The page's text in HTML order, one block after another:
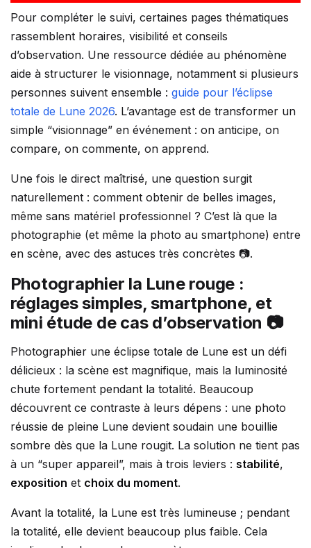
Pour compléter le suivi, certaines pages thématiques
rassemblent horaires, visibilité et conseils
d’observation. Une ressource dédiée au phénomène
aide à structurer le visionnage, notamment si plusieurs
personnes suivent ensemble : guide pour l’éclipse
totale de Lune 2026. L’avantage est de transformer un
simple “visionnage” en événement : on anticipe, on
compare, on commente, on apprend.
Une fois le direct maîtrisé, une question surgit
naturellement : comment obtenir de belles images,
même sans matériel professionnel ? C’est là que la
photographie (et même la photo au smartphone) entre
en scène, avec des astuces très concrètes 📷.
Photographier la Lune rouge :
réglages simples, smartphone, et
mini étude de cas d’observation 📷
Photographier une éclipse totale de Lune est un défi
délicieux : la scène est magnifique, mais la luminosité
chute fortement pendant la totalité. Beaucoup
découvrent ce contraste à leurs dépens : une photo
réussie de pleine Lune devient soudain une bouillie
sombre dès que la Lune rougit. La solution ne tient pas
à un “super appareil”, mais à trois leviers : stabilité,
exposition et choix du moment.
Avant la totalité, la Lune est très lumineuse ; pendant
la totalité, elle devient beaucoup plus faible. Cela